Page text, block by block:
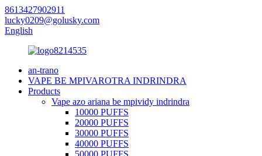
8613427902911
lucky0209@golusky.com
English
an-trano
VAPE BE MPIVAROTRA INDRINDRA
Products
Vape azo ariana be mpividy indrindra
10000 PUFFS
20000 PUFFS
30000 PUFFS
40000 PUFFS
50000 PUFFS